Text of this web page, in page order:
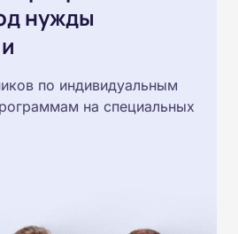
нужды
по индивидуальным
на специальных